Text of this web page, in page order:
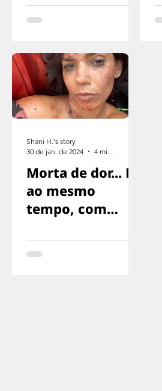
direção oposta
Morta de dor... E
ao mesmo
tempo, com
com medo de
que nos
Shani H.'s story
30 de jan. de 2024